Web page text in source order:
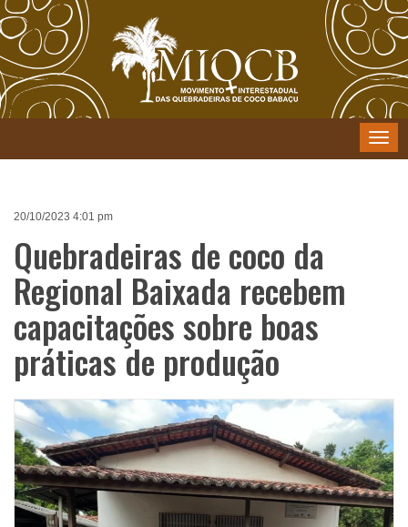
Menu
20/10/2023 4:01 pm
Quebradeiras de coco da
Regional Baixada recebem
capacitações sobre boas
práticas de produção